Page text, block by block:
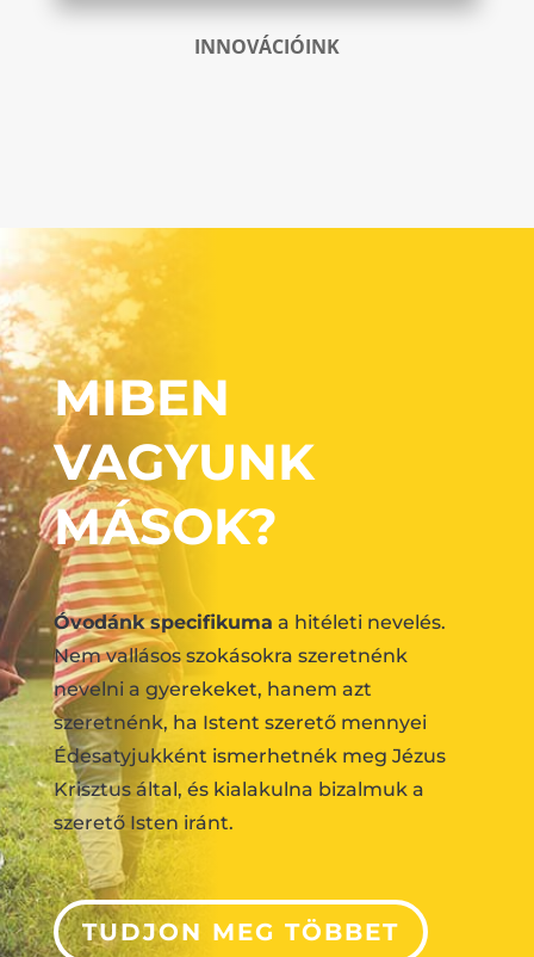
INNOVÁCIÓINK
MIBEN
VAGYUNK
MÁSOK?
Óvodánk specifikuma a hitéleti nevelés.
Nem vallásos szokásokra szeretnénk
nevelni a gyerekeket, hanem azt
szeretnénk, ha Istent szerető mennyei
Édesatyjukként ismerhetnék meg Jézus
Krisztus által, és kialakulna bizalmuk a
szerető Isten iránt.
TUDJON MEG TÖBBET